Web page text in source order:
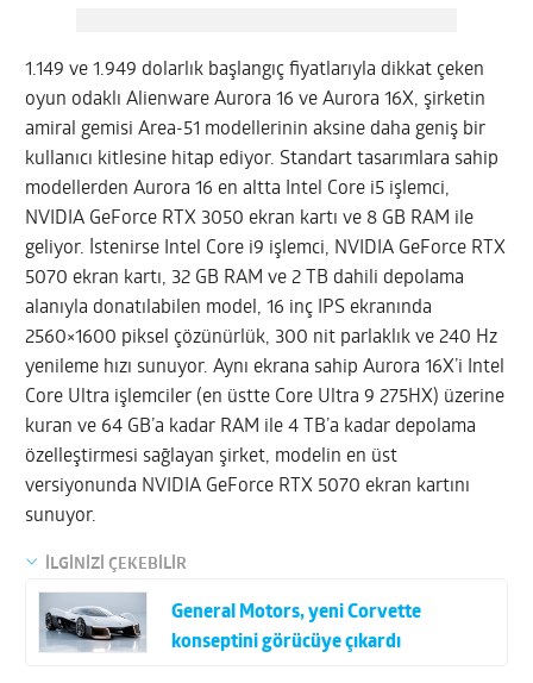
1.149 ve 1.949 dolarlık başlangıç fiyatlarıyla dikkat çeken
oyun odaklı Alienware Aurora 16 ve Aurora 16X, şirketin
amiral gemisi Area-51 modellerinin aksine daha geniş bir
kullanıcı kitlesine hitap ediyor. Standart tasarımlara sahip
modellerden Aurora 16 en altta Intel Core i5 işlemci,
NVIDIA GeForce RTX 3050 ekran kartı ve 8 GB RAM ile
geliyor. İstenirse Intel Core i9 işlemci, NVIDIA GeForce RTX
5070 ekran kartı, 32 GB RAM ve 2 TB dahili depolama
alanıyla donatılabilen model, 16 inç IPS ekranında
2560×1600 piksel çözünürlük, 300 nit parlaklık ve 240 Hz
yenileme hızı sunuyor. Aynı ekrana sahip Aurora 16X’i Intel
Core Ultra işlemciler (en üstte Core Ultra 9 275HX) üzerine
kuran ve 64 GB’a kadar RAM ile 4 TB’a kadar depolama
özelleştirmesi sağlayan şirket, modelin en üst
versiyonunda NVIDIA GeForce RTX 5070 ekran kartını
sunuyor.
İLGİNİZİ ÇEKEBİLİR
General Motors, yeni Corvette
konseptini görücüye çıkardı